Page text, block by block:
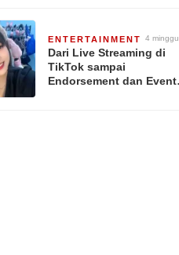
ENTERTAINMENT
4 minggu
yang lalu
Dari Live Streaming di
TikTok sampai
Endorsement dan Event